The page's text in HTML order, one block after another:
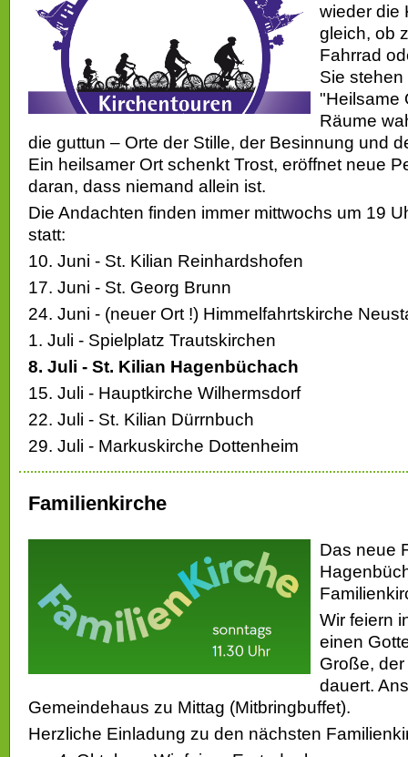
wieder die
gleich, ob
Fahrrad
Sie
"Heilsame
Räume
die guttun – Orte der Stille, der Besinnung und
Ein heilsamer Ort schenkt Trost, eröffnet neue
daran, dass niemand allein ist.
Die Andachten finden immer mittwochs um 19
statt:
10. Juni - St. Kilian Reinhardshofen
17. Juni - St. Georg Brunn
24. Juni - (neuer Ort !) Himmelfahrtskirche
1. Juli - Spielplatz Trautskirchen
8. Juli - St. Kilian Hagenbüchach
15. Juli - Hauptkirche Wilhermsdorf
22. Juli - St. Kilian Dürrnbuch
29. Juli - Markuskirche Dottenheim
Familienkirche
Das neue
Wir feiern
einen
Große,
dauert.
Gemeindehaus zu Mittag (Mitbringbuffet).
Herzliche Einladung zu den nächsten